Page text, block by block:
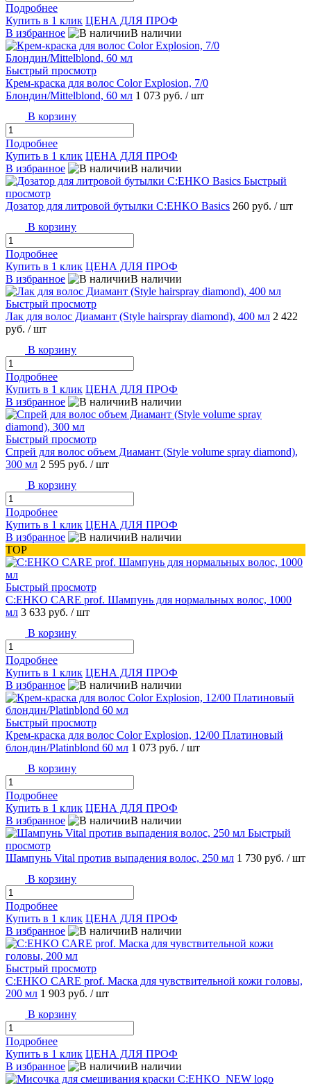
Подробнее
Купить в 1 клик ЦЕНА ДЛЯ ПРОФ
В избранное
В наличии
Быстрый просмотр
Крем-краска для волос Color Explosion, 7/0
Блондин/Mittelblond, 60 мл 1 073 руб. / шт
В корзину
Подробнее
Купить в 1 клик ЦЕНА ДЛЯ ПРОФ
В избранное
В наличии
Быстрый
просмотр
Дозатор для литровой бутылки C:EHKO Basics 260 руб. / шт
В корзину
Подробнее
Купить в 1 клик ЦЕНА ДЛЯ ПРОФ
В избранное
В наличии
Быстрый просмотр
Лак для волос Диамант (Style hairspray diamond), 400 мл 2 422
руб. / шт
В корзину
Подробнее
Купить в 1 клик ЦЕНА ДЛЯ ПРОФ
В избранное
В наличии
Быстрый просмотр
Спрей для волос объем Диамант (Style volume spray diamond),
300 мл 2 595 руб. / шт
В корзину
Подробнее
Купить в 1 клик ЦЕНА ДЛЯ ПРОФ
В избранное
В наличии
TOP
Быстрый просмотр
C:EHKO CARE prof. Шампунь для нормальных волос, 1000
мл 3 633 руб. / шт
В корзину
Подробнее
Купить в 1 клик ЦЕНА ДЛЯ ПРОФ
В избранное
В наличии
Быстрый просмотр
Крем-краска для волос Color Explosion, 12/00 Платиновый
блондин/Platinblond 60 мл 1 073 руб. / шт
В корзину
Подробнее
Купить в 1 клик ЦЕНА ДЛЯ ПРОФ
В избранное
В наличии
Быстрый
просмотр
Шампунь Vital против выпадения волос, 250 мл 1 730 руб. / шт
В корзину
Подробнее
Купить в 1 клик ЦЕНА ДЛЯ ПРОФ
В избранное
В наличии
Быстрый просмотр
C:EHKO CARE prof. Маска для чувствительной кожи головы,
200 мл 1 903 руб. / шт
В корзину
Подробнее
Купить в 1 клик ЦЕНА ДЛЯ ПРОФ
В избранное
В наличии